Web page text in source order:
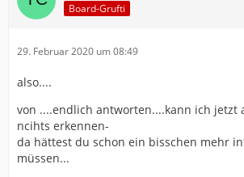
Board-Grufti
29. Februar 2020 um 08:49
also....
von ....endlich antworten....kann ich jetzt
ncihts erkennen-
da hättest du schon ein bisschen mehr
müssen...